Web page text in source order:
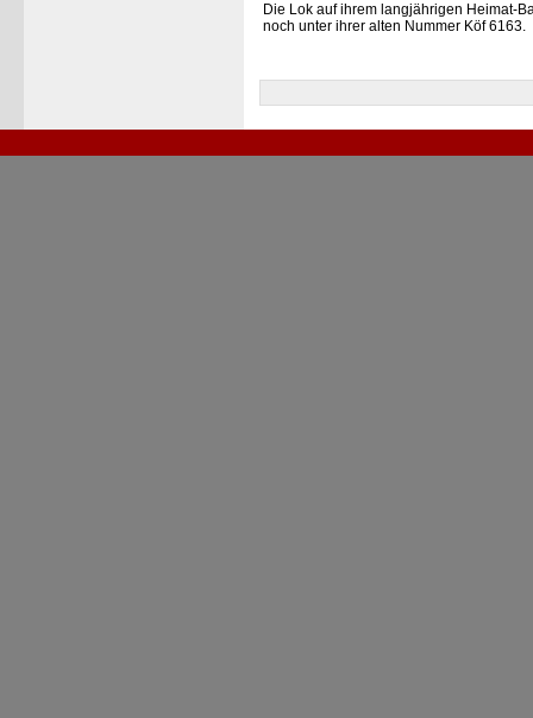
Die Lok auf ihrem langjährigen Heimat-
noch unter ihrer alten Nummer Köf 6163.